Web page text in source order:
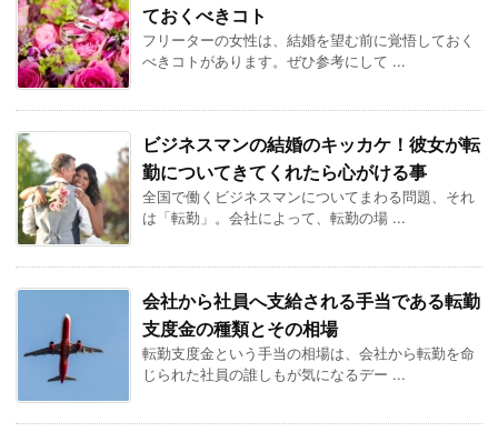
ておくべきコト
フリーターの女性は、結婚を望む前に覚悟しておく
べきコトがあります。ぜひ参考にして ...
ビジネスマンの結婚のキッカケ！彼女が転
勤についてきてくれたら心がける事
全国で働くビジネスマンについてまわる問題、それ
は「転勤」。会社によって、転勤の場 ...
会社から社員へ支給される手当である転勤
支度金の種類とその相場
転勤支度金という手当の相場は、会社から転勤を命
じられた社員の誰しもが気になるデー ...